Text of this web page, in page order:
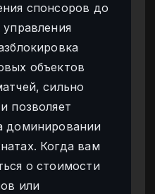
спонсоров до
управления
объектов
сильно
позволяет
доминировании
Когда вам
о стоимости
или